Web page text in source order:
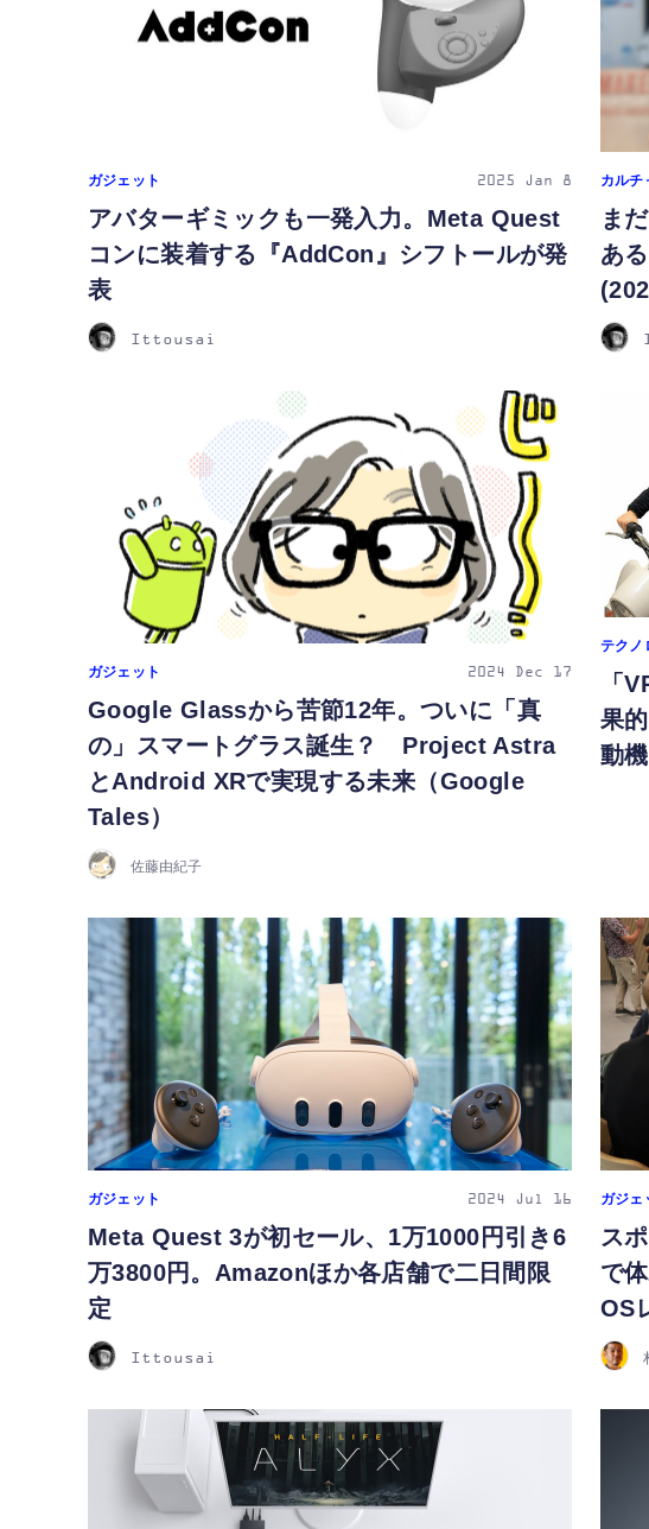
ガジェット 2025 Jan 8
アバターギミックも一発入力。Meta Quest
コンに装着する『AddCon』シフトールが発
表
Ittousai
カルチ
ま
あ
ガジェット 2024 Dec 17
Google Glassから苦節12年。ついに「真
の」スマートグラス誕生？ Project Astra
とAndroid XRで実現する未来（Google
Tales）
佐藤由紀子
テクノ
「
果
動
ガジェット 2024 Jul 16
Meta Quest 3が初セール、1万1000円引き6
万3800円。Amazonほか各店舗で二日間限
定
Ittousai
ガジェ
ス
で
OS